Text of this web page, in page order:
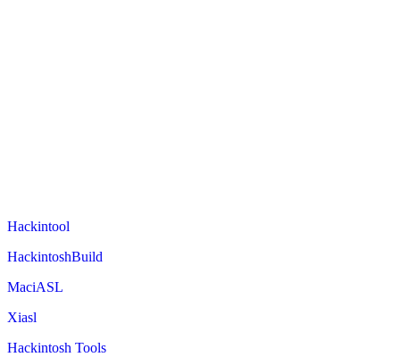
Hackintool
HackintoshBuild
MaciASL
Xiasl
Hackintosh Tools